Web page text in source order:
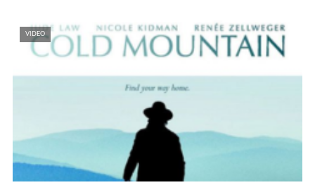
VIDEO